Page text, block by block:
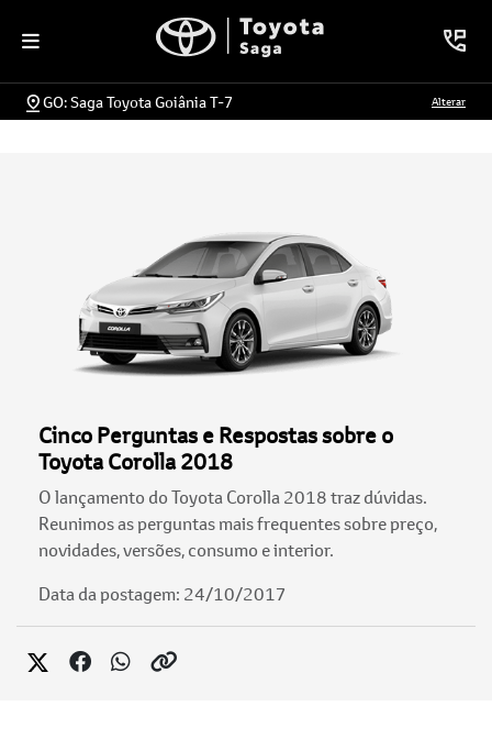
GO: Saga Toyota Goiânia T-7 Alterar
Cinco Perguntas e Respostas sobre o
Toyota Corolla 2018
O lançamento do Toyota Corolla 2018 traz dúvidas.
Reunimos as perguntas mais frequentes sobre preço,
novidades, versões, consumo e interior.
Data da postagem: 24/10/2017